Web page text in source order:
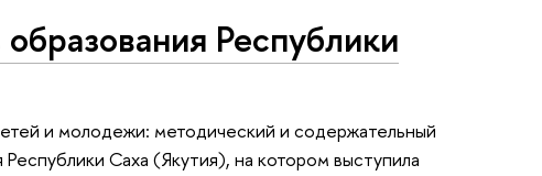
Республики
и молодежи: методический и содержательный
Саха (Якутия), на котором выступила